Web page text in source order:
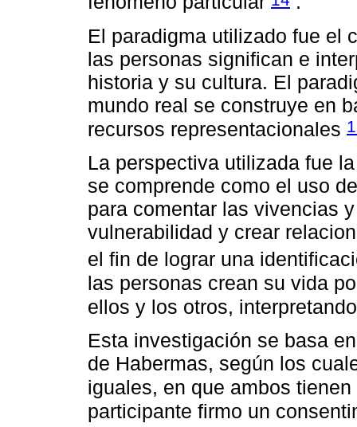
El paradigma utilizado fue el
las personas significan e
historia y su cultura. El
mundo real se construye en
recursos representacionales
La perspectiva utilizada fue
se comprende como el uso
para comentar las vivencias
vulnerabilidad y crear
el fin de lograr una
las personas crean su vida
ellos y los otros,
Esta investigación se basa
de Habermas, según los
iguales, en que ambos
participante firmo un